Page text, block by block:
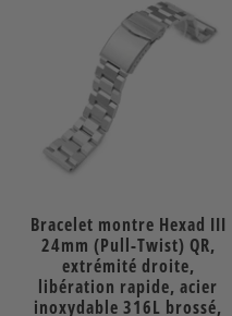
Bracelet montre Hexad III
24mm (Pull-Twist) QR,
extrémité droite,
libération rapide, acier
inoxydable 316L brossé,